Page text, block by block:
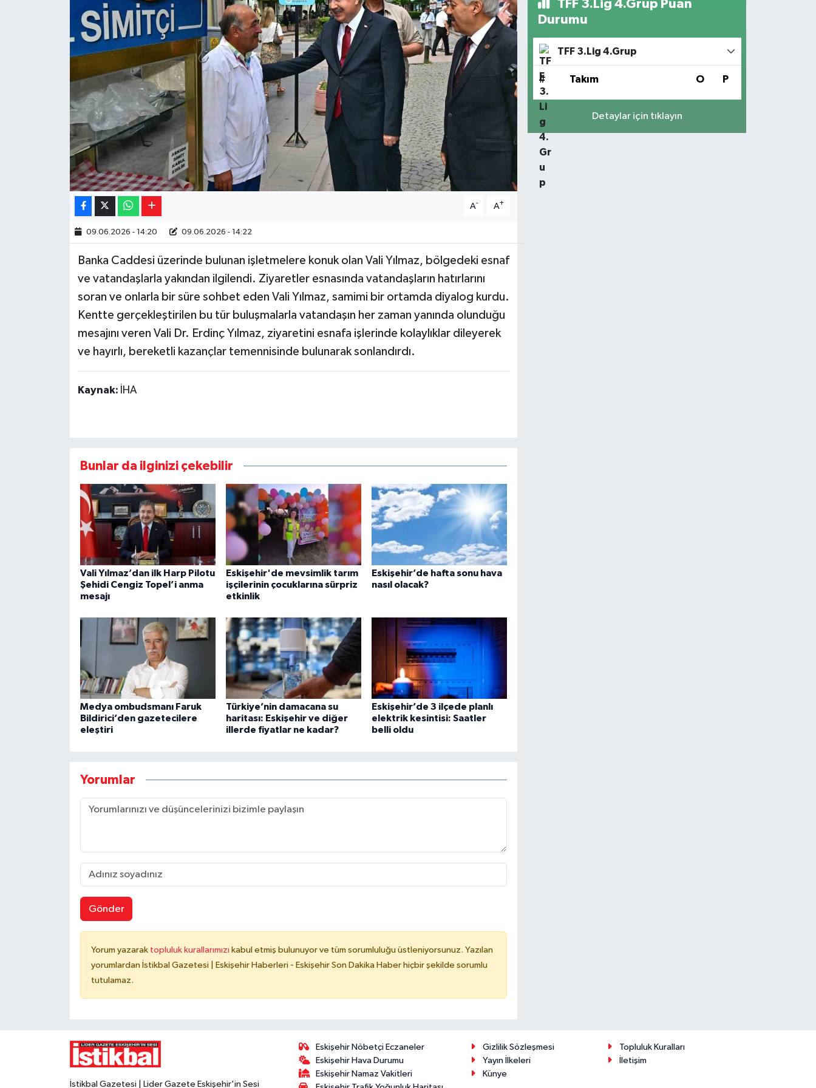
A- A+
09.06.2026 - 14:20 09.06.2026 - 14:22
Banka Caddesi üzerinde bulunan işletmelere konuk olan Vali Yılmaz, bölgedeki esnaf
ve vatandaşlarla yakından ilgilendi. Ziyaretler esnasında vatandaşların hatırlarını
soran ve onlarla bir süre sohbet eden Vali Yılmaz, samimi bir ortamda diyalog kurdu.
Kentte gerçekleştirilen bu tür buluşmalarla vatandaşın her zaman yanında olunduğu
mesajını veren Vali Dr. Erdinç Yılmaz, ziyaretini esnafa işlerinde kolaylıklar dileyerek
ve hayırlı, bereketli kazançlar temennisinde bulunarak sonlandırdı.
Kaynak: İHA
Bunlar da ilginizi çekebilir
Vali Yılmaz’dan ilk Harp Pilotu
Şehidi Cengiz Topel’i anma
mesajı
Eskişehir'de mevsimlik tarım
işçilerinin çocuklarına sürpriz
etkinlik
Eskişehir’de hafta sonu hava
nasıl olacak?
Medya ombudsmanı Faruk
Bildirici’den gazetecilere
eleştiri
Türkiye’nin damacana su
haritası: Eskişehir ve diğer
illerde fiyatlar ne kadar?
Eskişehir’de 3 ilçede planlı
elektrik kesintisi: Saatler
belli oldu
Yorumlar
Gönder
Yorum yazarak topluluk kurallarımızı kabul etmiş bulunuyor ve tüm sorumluluğu üstleniyorsunuz. Yazılan
yorumlardan İstikbal Gazetesi | Eskişehir Haberleri - Eskişehir Son Dakika Haber hiçbir şekilde sorumlu
tutulamaz.
TFF 3.Lig 4.Grup Puan
Durumu
TFF 3.Lig 4.Grup
# Takım O P
Detaylar için tıklayın
İstikbal Gazetesi | Lider Gazete Eskişehir'in Sesi
Eskişehir Nöbetçi Eczaneler
Eskişehir Hava Durumu
Eskişehir Namaz Vakitleri
Gizlilik Sözleşmesi
Topluluk Kuralları
Yayın İlkeleri
İletişim
Künye
Resmi ilanlar